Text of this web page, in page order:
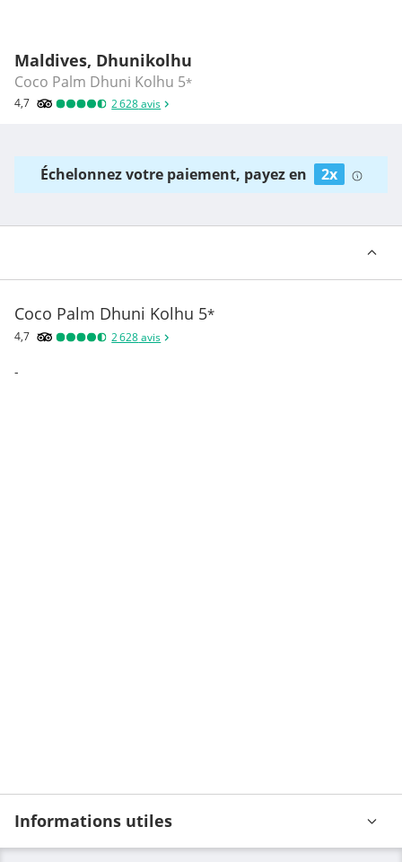
Maldives, Dhunikolhu
Coco Palm Dhuni Kolhu 5*
4,7 2 628avis
Échelonnez votre paiement, payez en 2x
Coco Palm Dhuni Kolhu 5*
4,7 2 628avis
-
Informations utiles